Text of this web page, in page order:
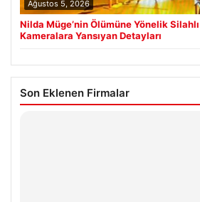
Ağustos 5, 2026
Nilda Müge’nin Ölümüne Yönelik Silahlı
Kameralara Yansıyan Detayları
Son Eklenen Firmalar